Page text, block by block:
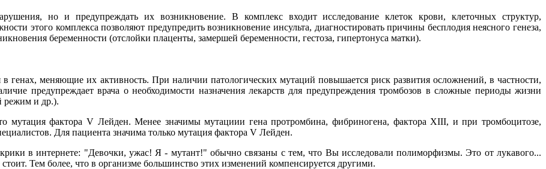
но и предупреждать их возникновение. В комплекс входит исследование клеток крови, клеточных структур,
этого комплекса позволяют предупредить возникновение инсульта, диагностировать причины бесплодия неясного генеза,
беременности (отслойки плаценты, замершей беременности, гестоза, гипертонуса матки).
меняющие их активность. При наличии патологических мутаций повышается риск развития осложнений, в частности,
предупреждает врача о необходимости назначения лекарств для предупреждения тромбозов в сложные периоды жизни
режим и др.).
мутация фактора V Лейден. Менее значимы мутациии гена протромбина, фибриногена, фактора XIII, и при тромбоцитозе,
Для пациента значима только мутация фактора V Лейден.
в интернете: "Девочки, ужас! Я - мутант!" обычно связаны с тем, что Вы исследовали полиморфизмы. Это от лукавого...
Тем более, что в организме большинство этих изменений компенсируется другими.